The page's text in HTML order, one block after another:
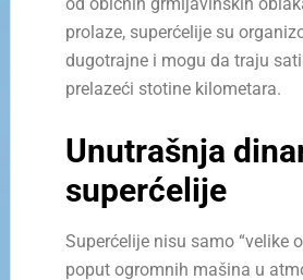
prolaze, superćelije su
dugotrajne i mogu da traju
prelazeći stotine kilometara.
Unutrašnja
superćelije
Superćelije nisu samo “velike
poput ogromnih mašina u